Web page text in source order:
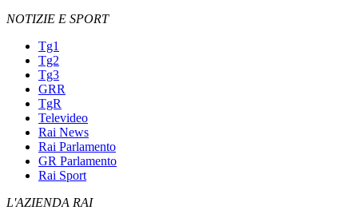
NOTIZIE E SPORT
Tg1
Tg2
Tg3
GRR
TgR
Televideo
Rai News
Rai Parlamento
GR Parlamento
Rai Sport
L'AZIENDA RAI